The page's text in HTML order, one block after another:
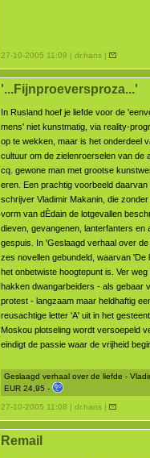
27-10-2005 11:09 | dr.hans |
'...Fijnproeversproza...'
In Rusland hoef je liefde voor de
mens' niet kunstmatig, via reality-
op te wekken, maar is het onderdeel
cultuur om de zielenroerselen van de
cq. gewone man met grootse
eren. Een prachtig voorbeeld daarvan
schrijver Vladimir Makanin, die zonder
vorm van dÈdain de lotgevallen
dieven, gevangenen, lanterfanters en
gespuis. In 'Geslaagd verhaal over de
zes novellen gebundeld, waarvan 'De
het onbetwiste hoogtepunt is. Ver weg
hakken dwangarbeiders - als gebaar
protest - langzaam maar heldhaftig
reusachtige letter 'A' uit in het
Moskou plotseling wordt versoepeld
eindigt de passie waar de vrijheid
Geslaagd verhaal over de liefde -
EUR 24,95 -
27-10-2005 11:08 | dr.hans |
Remail